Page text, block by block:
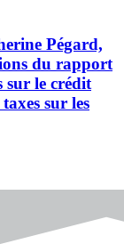
Pégard,
du rapport
sur le crédit
sur les